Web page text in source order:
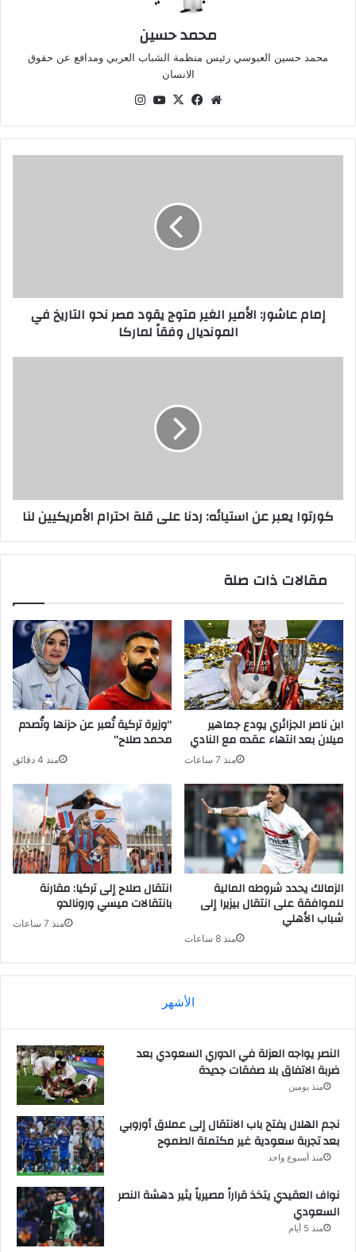
محمد حسين
محمد حسين العبوسي رئيس منظمة الشباب العربي ومدافع عن حقوق
الانسان
موقعفيسبوك
‫X
‫YouTube
التاريخ
إمام عاشور: الأمير الغير متوج يقود مصر نحو التاريخ في
المونديال وفقاً لماركا
الأمريكيين
كورتوا يعبر عن استيائه: ردنا على قلة احترام الأمريكيين لنا
مقالات ذات صلة
“وزيرة تركية تُعبر عن حزنها وتُصدم
محمد صلاح”
منذ 4 دقائق
ابن ناصر الجزائري يودع جماهير
ميلان بعد انتهاء عقده مع النادي
منذ 7 ساعات
انتقال صلاح إلى تركيا: مقارنة
بانتقالات ميسي ورونالدو
منذ 7 ساعات
الزمالك يحدد شروطه المالية
للموافقة على انتقال بيزيرا إلى
شباب الأهلي
منذ 8 ساعات
الأشهر
النصر يواجه العزلة في الدوري السعودي بعد
ضربة الاتفاق بلا صفقات جديدة
منذ يومين
نجم الهلال يفتح باب الانتقال إلى عملاق أوروبي
بعد تجربة سعودية غير مكتملة الطموح
منذ أسبوع واحد
نواف العقيدي يتخذ قراراً مصيرياً يثير دهشة النصر
السعودي
منذ 5 أيام